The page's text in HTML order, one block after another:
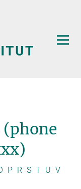
P R S T U V